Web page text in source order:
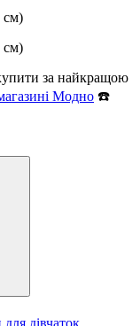
см)
см)
за найкращою
Модно ☎️
дівчаток